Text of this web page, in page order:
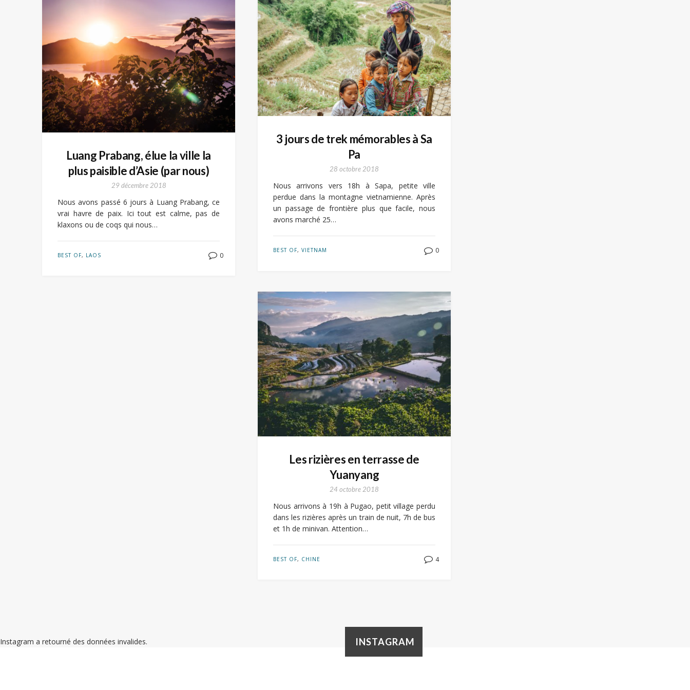
Luang Prabang, élue la ville la
plus paisible d’Asie (par nous)
29 décembre 2018
Nous avons passé 6 jours à Luang Prabang, ce
vrai havre de paix. Ici tout est calme, pas de
klaxons ou de coqs qui nous…
BEST OF, LAOS 0
3 jours de trek mémorables à Sa
Pa
28 octobre 2018
Nous arrivons vers 18h à Sapa, petite ville
perdue dans la montagne vietnamienne. Après
un passage de frontière plus que facile, nous
avons marché 25…
BEST OF, VIETNAM 0
Les rizières en terrasse de
Yuanyang
24 octobre 2018
Nous arrivons à 19h à Pugao, petit village perdu
dans les rizières après un train de nuit, 7h de bus
et 1h de minivan. Attention…
BEST OF, CHINE 4
INSTAGRAM
Instagram a retourné des données invalides.